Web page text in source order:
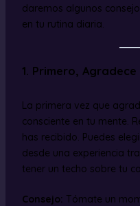
daremos algunos
en tu rutina diaria.
1. Primero,
La primera vez que
consciente en tu mente.
has recibido. Puedes
desde una experiencia
tener un techo sobre tu
Consejo: Tómate un